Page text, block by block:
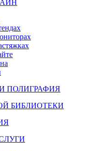
ПОЛИГРАФИЯ
БИБЛИОТЕКИ